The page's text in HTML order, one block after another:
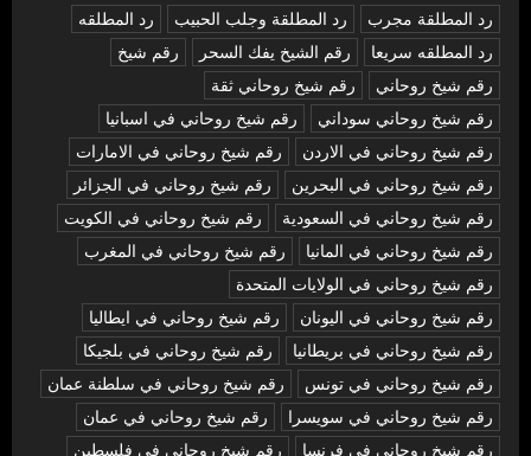
رد المطلقة مجرب
رد المطلقة وجلب الحبيب
رد المطلقه
رد المطلقه سريعا
رقم الشيخ يفك السحر
رقم شيخ
رقم شيخ روحاني
رقم شيخ روحاني ثقة
رقم شيخ روحاني سوداني
رقم شيخ روحاني في اسبانيا
رقم شيخ روحاني في الاردن
رقم شيخ روحاني في الامارات
رقم شيخ روحاني في البحرين
رقم شيخ روحاني في الجزائر
رقم شيخ روحاني في السعودية
رقم شيخ روحاني في الكويت
رقم شيخ روحاني في المانيا
رقم شيخ روحاني في المغرب
رقم شيخ روحاني في الولايات المتحدة
رقم شيخ روحاني في اليونان
رقم شيخ روحاني في ايطاليا
رقم شيخ روحاني في بريطانيا
رقم شيخ روحاني في بلجيكا
رقم شيخ روحاني في تونس
رقم شيخ روحاني في سلطنة عمان
رقم شيخ روحاني في سويسرا
رقم شيخ روحاني في عمان
رقم شيخ روحاني في فرنسا
رقم شيخ روحاني في فلسطين